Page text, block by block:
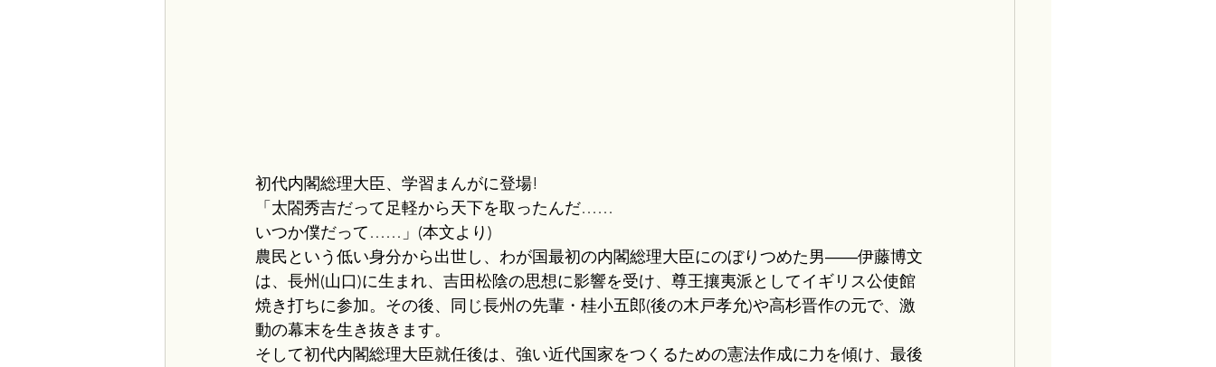
初代内閣総理大臣、学習まんがに登場!
「太閤秀吉だって足軽から天下を取ったんだ……
いつか僕だって……」(本文より)
農民という低い身分から出世し、わが国最初の内閣総理大臣にのぼりつめた男――伊藤博文
は、長州(山口)に生まれ、吉田松陰の思想に影響を受け、尊王攘夷派としてイギリス公使館
焼き打ちに参加。その後、同じ長州の先輩・桂小五郎(後の木戸孝允)や高杉晋作の元で、激
動の幕末を生き抜きます。
そして初代内閣総理大臣就任後は、強い近代国家をつくるための憲法作成に力を傾け、最後